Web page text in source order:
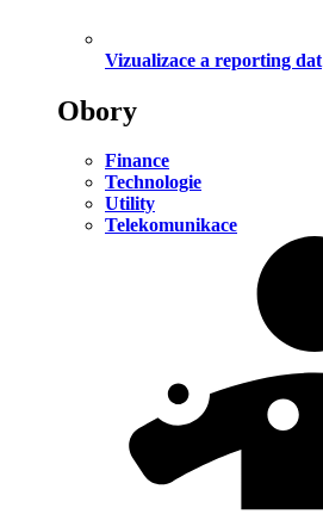
Vizualizace a reporting dat
Obory
Finance
Technologie
Utility
Telekomunikace